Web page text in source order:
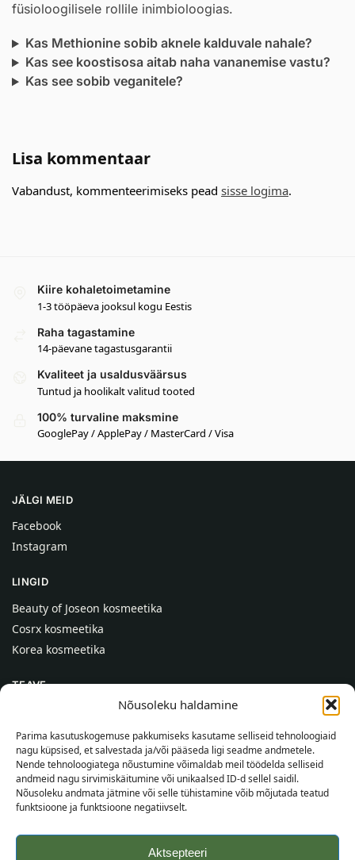
Nõusoleku haldamine
Parima kasutuskogemuse pakkumiseks kasutame selliseid tehnoloogiaid
nagu küpsised, et salvestada ja/või pääseda ligi seadme andmetele.
Nende tehnoloogiatega nõustumine võimaldab meil töödelda selliseid
andmeid nagu sirvimiskäitumine või unikaalsed ID-d sellel saidil.
Nõusoleku andmata jätmine või selle tühistamine võib mõjutada teatud
funktsioone ja funktsioone negatiivselt.
Aktsepteeri
füsioloogilisele rollile inimbioloogias.
Kas Methionine sobib aknele kalduvale nahale?
Kas see koostisosa aitab naha vananemise vastu?
Kas see sobib veganitele?
Lisa kommentaar
Vabandust, kommenteerimiseks pead sisse logima.
Kiire kohaletoimetamine
1-3 tööpäeva jooksul kogu Eestis
Raha tagastamine
14-päevane tagastusgarantii
Kvaliteet ja usaldusväärsus
Tuntud ja hoolikalt valitud tooted
100% turvaline maksmine
GooglePay / ApplePay / MasterCard / Visa
JÄLGI MEID
Facebook
Instagram
LINGID
Beauty of Joseon kosmeetika
Cosrx kosmeetika
Korea kosmeetika
TEAVE
Kontaktid
Abi
TEAVE OSTJALE
Tarnetingimused
Tingimused